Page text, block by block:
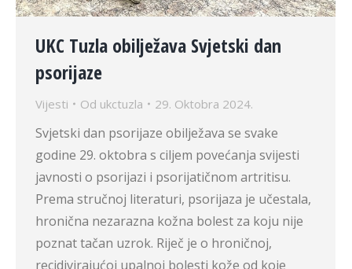
UKC Tuzla obilježava Svjetski dan
psorijaze
Vijesti Od ukctuzla 29. Oktobra 2024.
Svjetski dan psorijaze obilježava se svake
godine 29. oktobra s ciljem povećanja svijesti
javnosti o psorijazi i psorijatičnom artritisu.
Prema stručnoj literaturi, psorijaza je učestala,
hronična nezarazna kožna bolest za koju nije
poznat tačan uzrok. Riječ je o hroničnoj,
recidivirajućoj upalnoj bolesti kože od koje